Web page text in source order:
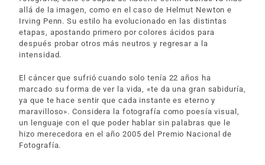
allá de la imagen, como en el caso de Helmut Newton e
Irving Penn. Su estilo ha evolucionado en las distintas
etapas, apostando primero por colores ácidos para
después probar otros más neutros y regresar a la
intensidad.
El cáncer que sufrió cuando solo tenía 22 años ha
marcado su forma de ver la vida, «te da una gran sabiduría,
ya que te hace sentir que cada instante es eterno y
maravilloso». Considera la fotografía como poesía visual,
un lenguaje con el que poder hablar sin palabras que le
hizo merecedora en el año 2005 del Premio Nacional de
Fotografía.